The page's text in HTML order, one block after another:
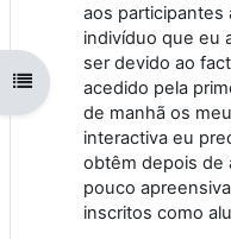
Abrir índice da disciplina
aos participantes
indivíduo que eu
ser devido ao
acedido pela
de manhã os
interactiva eu
obtêm depois de
pouco
inscritos como